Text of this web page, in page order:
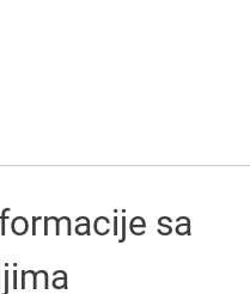
sa